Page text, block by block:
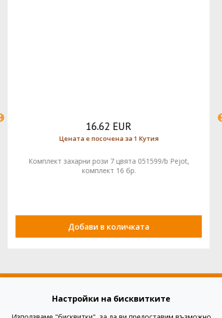
16.62 EUR
Цената е посочена за 1 Кутия
Комплект захарни рози 7 цвята 051599/b Pejot,
комплект 16 бр.
Добави в количката
Настройки на бисквитките